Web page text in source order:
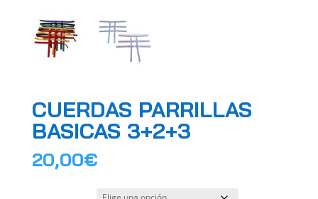
CUERDAS PARRILLAS
BASICAS 3+2+3
20,00€